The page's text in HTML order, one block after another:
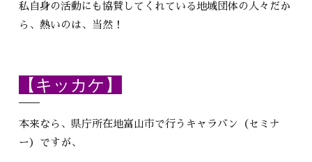
私自身の活動にも協賛してくれている地域団体の人々だか
ら、熱いのは、当然！
【キッカケ】
本来なら、県庁所在地富山市で行うキャラバン（セミナ
ー）ですが、